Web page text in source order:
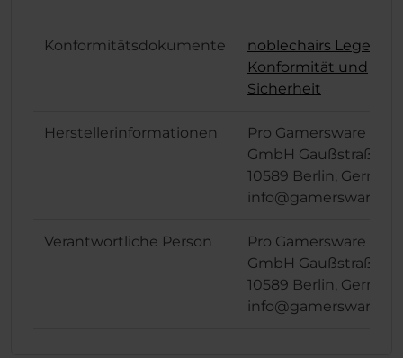
Konformitätsdokumente
noblechairs Legend
Konformität und
Sicherheit
Herstellerinformationen
Pro Gamersware
GmbH Gaußstraße 1,
10589 Berlin,
Verantwortliche Person
Pro Gamersware
GmbH Gaußstraße 1,
10589 Berlin,